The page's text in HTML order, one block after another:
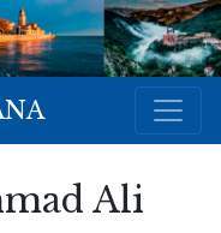
Ali